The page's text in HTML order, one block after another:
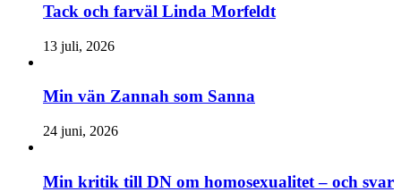
Tack och farväl Linda Morfeldt
13 juli, 2026
Min vän Zannah som Sanna
24 juni, 2026
Min kritik till DN om homosexualitet – och svar